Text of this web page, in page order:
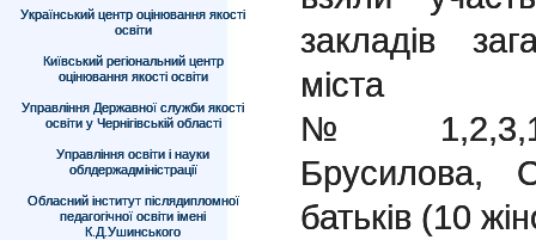
Український центр оцінювання якості
освіти
Київський регіональний центр
оцінювання якості освіти
Управління Державної служби якості
освіти у Чернігівській області
Управління освіти і науки
облдержадміністрації
Обласний інститут післядипломної
педагогічної освіти імені
К.Д.Ушинського
закладів
№
Брусилова,
батьків (10